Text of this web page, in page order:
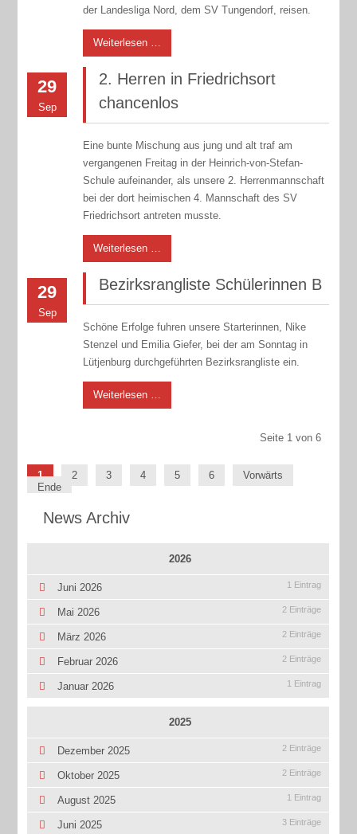
der Landesliga Nord, dem SV Tungendorf, reisen.
Weiterlesen …
29
Sep
2. Herren in Friedrichsort
chancenlos
Eine bunte Mischung aus jung und alt traf am
vergangenen Freitag in der Heinrich-von-Stefan-
Schule aufeinander, als unsere 2. Herrenmannschaft
bei der dort heimischen 4. Mannschaft des SV
Friedrichsort antreten musste.
Weiterlesen …
29
Sep
Bezirksrangliste Schülerinnen B
Schöne Erfolge fuhren unsere Starterinnen, Nike
Stenzel und Emilia Giefer, bei der am Sonntag in
Lütjenburg durchgeführten Bezirksrangliste ein.
Weiterlesen …
Seite 1 von 6
1 2 3 4 5 6
Vorwärts
Ende
News Archiv
2026
Juni 2026 1 Eintrag
Mai 2026 2 Einträge
März 2026 2 Einträge
Februar 2026 2 Einträge
Januar 2026 1 Eintrag
2025
Dezember 2025 2 Einträge
Oktober 2025 2 Einträge
August 2025 1 Eintrag
Juni 2025 3 Einträge